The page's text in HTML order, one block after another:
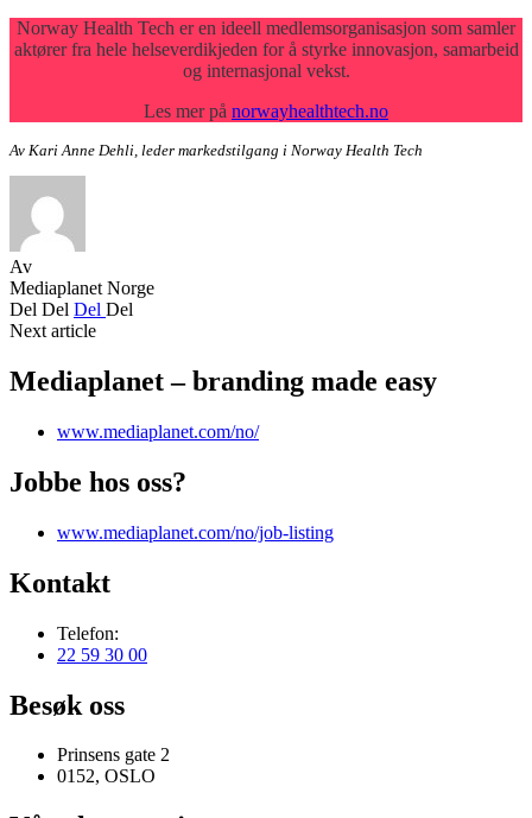
Norway Health Tech er en ideell medlemsorganisasjon som samler
aktører fra hele helseverdikjeden for å styrke innovasjon, samarbeid
og internasjonal vekst.
Les mer på norwayhealthtech.no
Av Kari Anne Dehli, leder markedstilgang i Norway Health Tech
Av
Mediaplanet Norge
Del Del Del Del
Next article
Mediaplanet – branding made easy
www.mediaplanet.com/no/
Jobbe hos oss?
www.mediaplanet.com/no/job-listing
Kontakt
Telefon:
22 59 30 00
Besøk oss
Prinsens gate 2
0152, OSLO